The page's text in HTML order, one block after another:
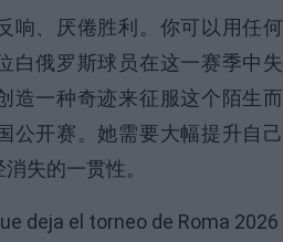
响、厌倦胜利。你可以用任何
白俄罗斯球员在这一赛季中失
造一种奇迹来征服这个陌生而
公开赛。她需要大幅提升自己
失的一贯性。